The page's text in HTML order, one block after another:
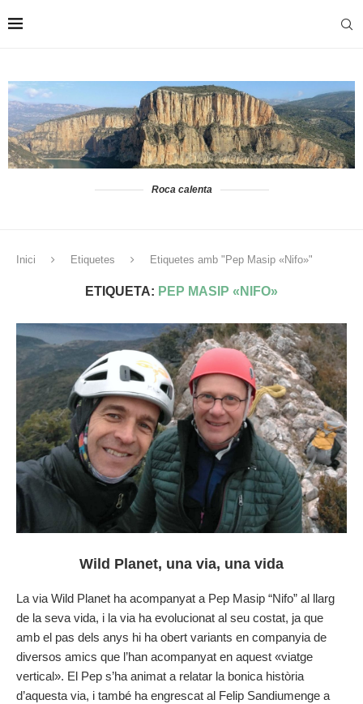
Roca calenta
Inici Etiquetes Etiquetes amb "Pep Masip «Nifo»"
ETIQUETA: PEP MASIP «NIFO»
Wild Planet, una via, una vida
La via Wild Planet ha acompanyat a Pep Masip “Nifo” al llarg
de la seva vida, i la via ha evolucionat al seu costat, ja que
amb el pas dels anys hi ha obert variants en companyia de
diversos amics que l’han acompanyat en aquest «viatge
vertical». El Pep s’ha animat a relatar la bonica història
d’aquesta via, i també ha engrescat al Felip Sandiumenge a